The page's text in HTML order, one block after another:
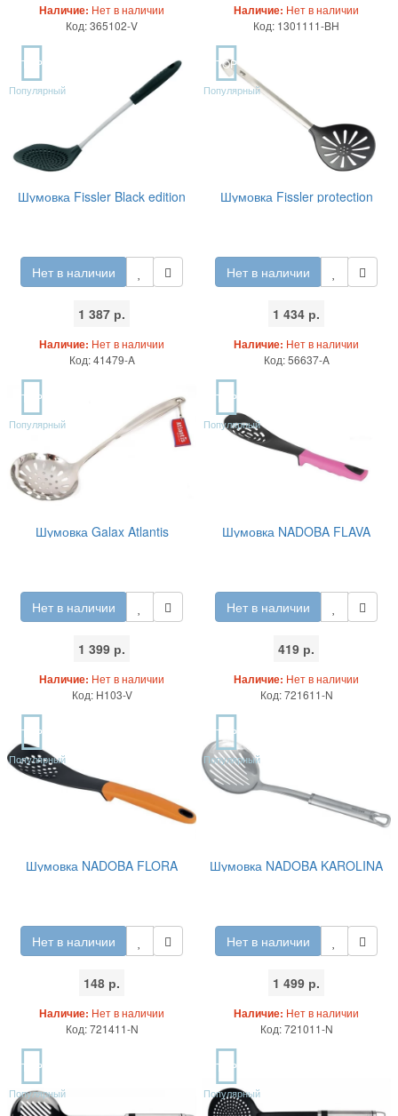
Наличие: Нет в наличии
Код: 365102-V
Наличие: Нет в наличии
Код: 1301111-BH
TOP
Популярный
Шумовка Fissler Black edition
Нет в наличии
1 387 р.
Наличие: Нет в наличии
Код: 41479-A
TOP
Популярный
Шумовка Fissler protection
Нет в наличии
1 434 р.
Наличие: Нет в наличии
Код: 56637-A
TOP
Популярный
Шумовка Galax Atlantis
Нет в наличии
1 399 р.
Наличие: Нет в наличии
Код: H103-V
TOP
Популярный
Шумовка NADOBA FLAVA
Нет в наличии
419 р.
Наличие: Нет в наличии
Код: 721611-N
TOP
Популярный
Шумовка NADOBA FLORA
Нет в наличии
148 р.
Наличие: Нет в наличии
Код: 721411-N
TOP
Популярный
Шумовка NADOBA KAROLINA
Нет в наличии
1 499 р.
Наличие: Нет в наличии
Код: 721011-N
TOP
Популярный
TOP
Популярный